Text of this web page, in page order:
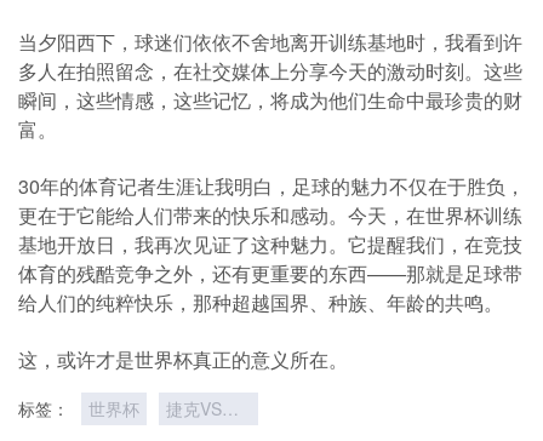
当夕阳西下，球迷们依依不舍地离开训练基地时，我看到许
多人在拍照留念，在社交媒体上分享今天的激动时刻。这些
瞬间，这些情感，这些记忆，将成为他们生命中最珍贵的财
富。
30年的体育记者生涯让我明白，足球的魅力不仅在于胜负，
更在于它能给人们带来的快乐和感动。今天，在世界杯训练
基地开放日，我再次见证了这种魅力。它提醒我们，在竞技
体育的残酷竞争之外，还有更重要的东西——那就是足球带
给人们的纯粹快乐，那种超越国界、种族、年龄的共鸣。
这，或许才是世界杯真正的意义所在。
标签： 世界杯
捷克VS墨